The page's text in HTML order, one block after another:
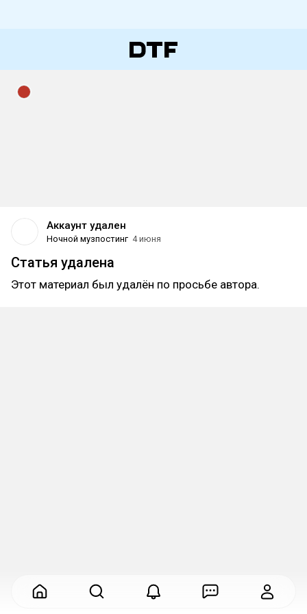
Аккаунт удален
Ночной музпостинг 4 июня
Статья удалена
Этот материал был удалён по просьбе автора.